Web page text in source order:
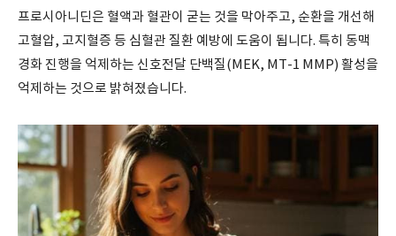
프로시아니딘은 혈액과 혈관이 굳는 것을 막아주고, 순환을 개선해
고혈압, 고지혈증 등 심혈관 질환 예방에 도움이 됩니다. 특히 동맥
경화 진행을 억제하는 신호전달 단백질(MEK, MT-1 MMP) 활성을
억제하는 것으로 밝혀졌습니다.